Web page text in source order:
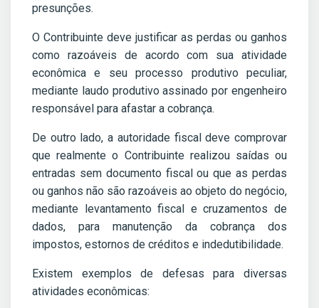
presunções.
O Contribuinte deve justificar as perdas ou ganhos
como razoáveis de acordo com sua atividade
econômica e seu processo produtivo peculiar,
mediante laudo produtivo assinado por engenheiro
responsável para afastar a cobrança.
De outro lado, a autoridade fiscal deve comprovar
que realmente o Contribuinte realizou saídas ou
entradas sem documento fiscal ou que as perdas
ou ganhos não são razoáveis ao objeto do negócio,
mediante levantamento fiscal e cruzamentos de
dados, para manutenção da cobrança dos
impostos, estornos de créditos e indedutibilidade.
Existem exemplos de defesas para diversas
atividades econômicas: